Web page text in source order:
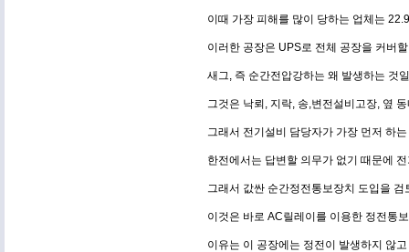
이때 가장 피해를 많이 당하는 업체는
이러한 공장은 UPS로 전체 공장을 커버
새그, 즉 순간전압강하는 왜 발생하는 것
그것은 낙뢰, 지락, 송,변전설비고장, 옆
그래서 전기설비 담당자가 가장 먼저 하
한전에서는 답변할 의무가 없기 때문에
그래서 값싼 순간정전통보장치 도입을 검
이것은 바로 AC릴레이를 이용한 정전통
이유는 이 공장에는 정전이 발생하지 않